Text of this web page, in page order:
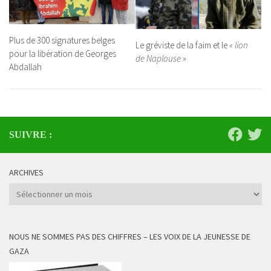
Plus de 300 signatures belges
pour la libération de Georges
Abdallah
Le gréviste de la faim et le« lion
de Naplouse »
SUIVRE :
ARCHIVES
Archives
NOUS NE SOMMES PAS DES CHIFFRES – LES VOIX DE LA JEUNESSE DE
GAZA